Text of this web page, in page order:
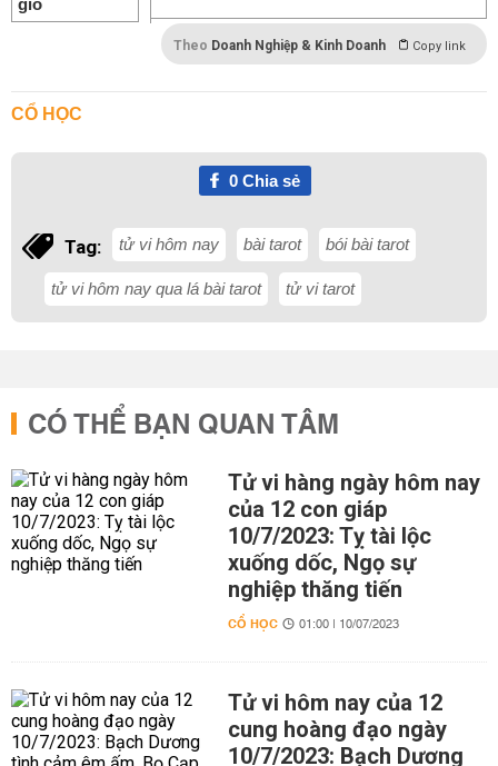
Theo Doanh Nghiệp & Kinh Doanh Copy link
CỔ HỌC
0Chia sẻ
Tag: tử vi hôm nay bài tarot bói bài tarot
tử vi hôm nay qua lá bài tarot tử vi tarot
CÓ THỂ BẠN QUAN TÂM
Tử vi hàng ngày hôm nay
của 12 con giáp
10/7/2023: Tỵ tài lộc
xuống dốc, Ngọ sự
nghiệp thăng tiến
CỔ HỌC 01:00 | 10/07/2023
Tử vi hôm nay của 12
cung hoàng đạo ngày
10/7/2023: Bạch Dương